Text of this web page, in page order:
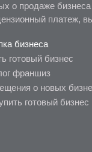
о продаже
платеж,
бизнеса
готовый бизнес
франшиз
о новых
готовый бизнес